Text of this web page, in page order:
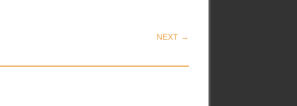
NEXT →